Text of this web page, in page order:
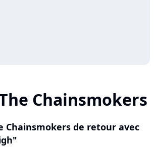
Chainsmokers
Chainsmokers de retour avec